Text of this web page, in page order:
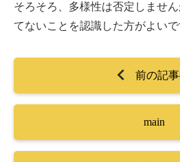
そろそろ、多様性は否定しませ
てないことを認識した方がよいで
前の記
main